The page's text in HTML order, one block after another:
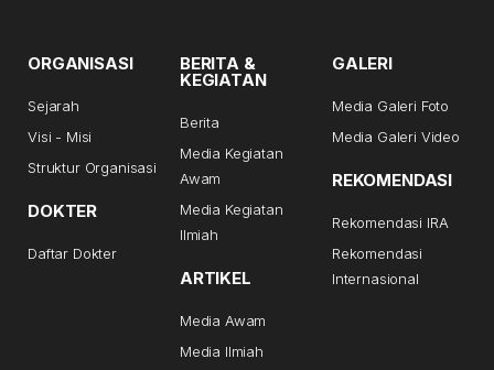
ORGANISASI
Sejarah
Visi - Misi
Struktur Organisasi
DOKTER
Daftar Dokter
BERITA &
KEGIATAN
Berita
Media Kegiatan
Awam
Media Kegiatan
Ilmiah
ARTIKEL
Media Awam
Media Ilmiah
GALERI
Media Galeri Foto
Media Galeri Video
REKOMENDASI
Rekomendasi IRA
Rekomendasi
Internasional